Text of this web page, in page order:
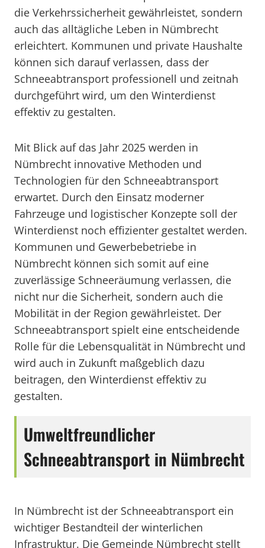
die Verkehrssicherheit gewährleistet, sondern
auch das alltägliche Leben in Nümbrecht
erleichtert. Kommunen und private Haushalte
können sich darauf verlassen, dass der
Schneeabtransport professionell und zeitnah
durchgeführt wird, um den Winterdienst
effektiv zu gestalten.
Mit Blick auf das Jahr 2025 werden in
Nümbrecht innovative Methoden und
Technologien für den Schneeabtransport
erwartet. Durch den Einsatz moderner
Fahrzeuge und logistischer Konzepte soll der
Winterdienst noch effizienter gestaltet werden.
Kommunen und Gewerbebetriebe in
Nümbrecht können sich somit auf eine
zuverlässige Schneeräumung verlassen, die
nicht nur die Sicherheit, sondern auch die
Mobilität in der Region gewährleistet. Der
Schneeabtransport spielt eine entscheidende
Rolle für die Lebensqualität in Nümbrecht und
wird auch in Zukunft maßgeblich dazu
beitragen, den Winterdienst effektiv zu
gestalten.
Umweltfreundlicher
Schneeabtransport in Nümbrecht
In Nümbrecht ist der Schneeabtransport ein
wichtiger Bestandteil der winterlichen
Infrastruktur. Die Gemeinde Nümbrecht stellt